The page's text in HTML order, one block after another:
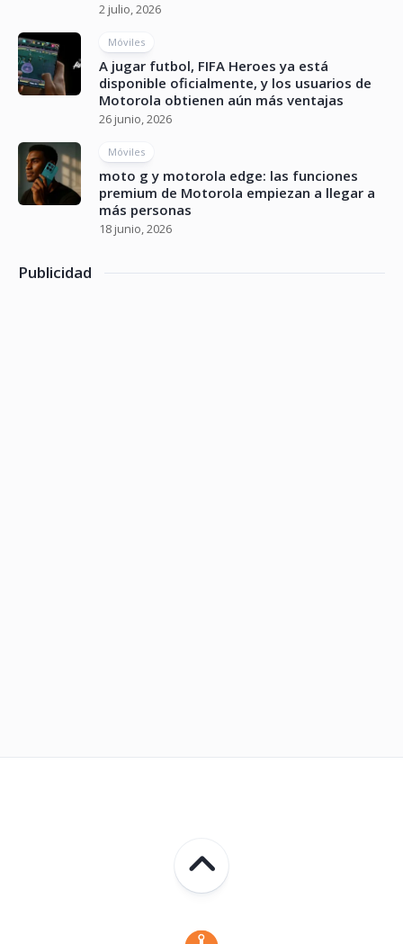
2 julio, 2026
Móviles
A jugar futbol, FIFA Heroes ya está
disponible oficialmente, y los usuarios de
Motorola obtienen aún más ventajas
26 junio, 2026
Móviles
moto g y motorola edge: las funciones
premium de Motorola empiezan a llegar a
más personas
18 junio, 2026
Publicidad